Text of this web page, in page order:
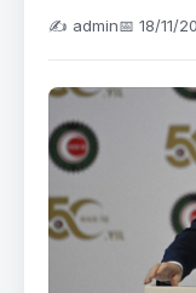
✍️ admin📅 18/11/